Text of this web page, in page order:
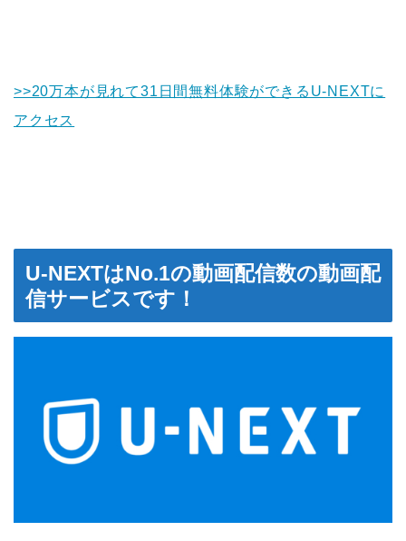
>>20万本が見れて31日間無料体験ができるU-NEXTに
アクセス
U-NEXTはNo.1の動画配信数の動画配
信サービスです！